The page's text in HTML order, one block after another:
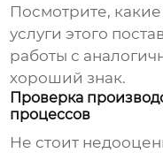
Посмотрите,
услуги этого
работы с
хороший знак.
Проверка
процессов
Не стоит